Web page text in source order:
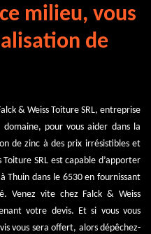
milieu, vous
de
& Weiss Toiture SRL, entreprise
pour vous aider dans la
de zinc à des prix irrésistibles et
SRL est capable d’apporter
Thuin dans le 6530 en fournissant
Venez vite chez Falck & Weiss
votre devis. Et si vous vous
vous sera offert, alors dépêchez-